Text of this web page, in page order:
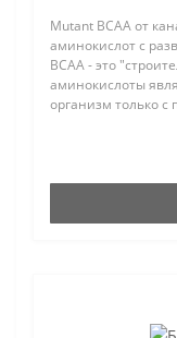
Mutant BCAA от
аминокислот с
BCAA - это
аминокислоты
организм только